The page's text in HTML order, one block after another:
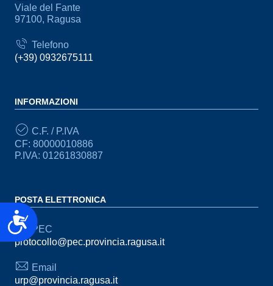
Accessibilità
Viale del Fante
97100, Ragusa
Telefono
(+39) 0932675111
INFORMAZIONI
C.F. / P.IVA
CF: 80000010886
P.IVA: 01261830887
POSTA ELETTRONICA
PEC
protocollo@pec.provincia.ragusa.it
Email
urp@provincia.ragusa.it